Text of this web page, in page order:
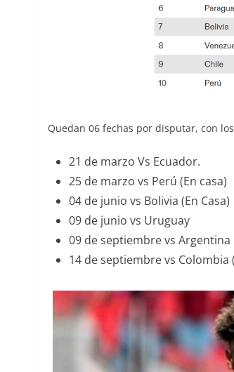
Quedan 06 fechas por disputar, con
21 de marzo Vs Ecuador.
25 de marzo vs Perú (En casa)
04 de junio vs Bolivia (En Casa)
09 de junio vs Uruguay
09 de septiembre vs Argentina
14 de septiembre vs Colombia